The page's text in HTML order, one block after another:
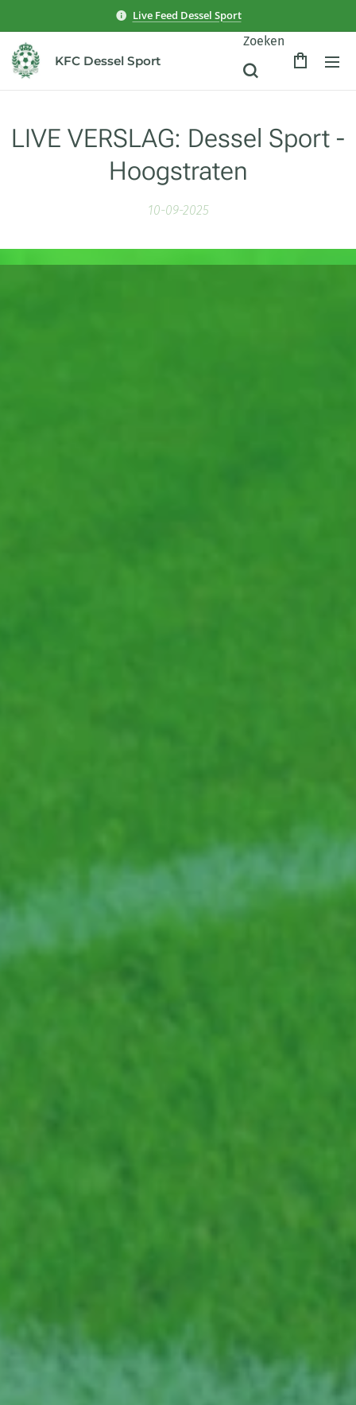
Live Feed Dessel Sport
KFC Dessel Sport
Zoeken
LIVE VERSLAG: Dessel Sport -
Hoogstraten
10-09-2025